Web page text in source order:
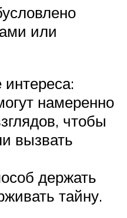
или
намеренно
чтобы
вызвать
держать
тайну.